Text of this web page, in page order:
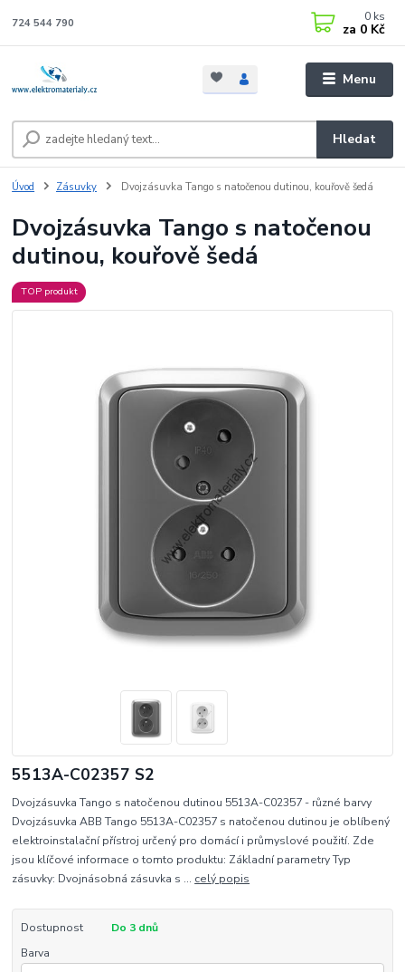
Menu
Hledat
724 544 790 0 ks
za 0 Kč
Úvod Zásuvky Dvojzásuvka Tango s natočenou dutinou, kouřově šedá
Dvojzásuvka Tango s natočenou
dutinou, kouřově šedá
TOP produkt
5513A-C02357 S2
Dvojzásuvka Tango s natočenou dutinou 5513A-C02357 - různé barvy
Dvojzásuvka ABB Tango 5513A-C02357 s natočenou dutinou je oblíbený
elektroinstalační přístroj určený pro domácí i průmyslové použití. Zde
jsou klíčové informace o tomto produktu: Základní parametry Typ
zásuvky: Dvojnásobná zásuvka s ... celý popis
Dostupnost
Do 3 dnů
Barva